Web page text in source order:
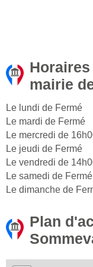
mairie
Le lundi de Fermé
Le mardi de Fermé
Le mercredi de
Le jeudi de Fermé
Le vendredi de
Le samedi de Fermé
Le dimanche de
Plan